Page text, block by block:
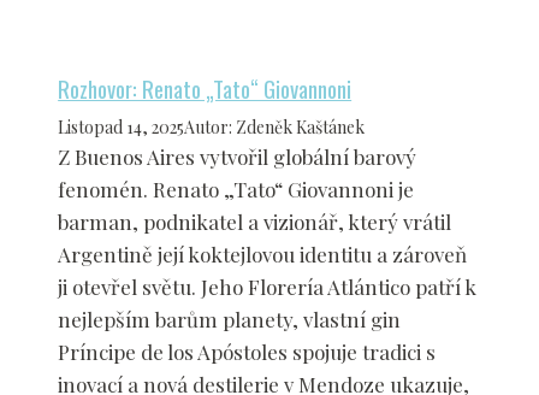
Rozhovor: Renato „Tato“ Giovannoni
Listopad 14, 2025Autor: Zdeněk Kaštánek
Z Buenos Aires vytvořil globální barový
fenomén. Renato „Tato“ Giovannoni je
barman, podnikatel a vizionář, který vrátil
Argentině její koktejlovou identitu a zároveň
ji otevřel světu. Jeho Florería Atlántico patří k
nejlepším barům planety, vlastní gin
Príncipe de los Apóstoles spojuje tradici s
inovací a nová destilerie v Mendoze ukazuje,